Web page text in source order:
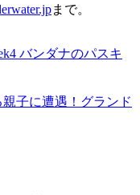
まで。
バンダナのパスキ
子に遭遇！グランド